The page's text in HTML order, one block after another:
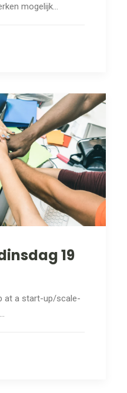
mogelijk…
19
at a start-up/scale-